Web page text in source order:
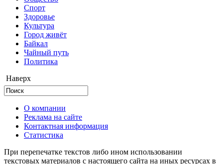
Cпорт
Здоровье
Культура
Город живёт
Байкал
Чайный путь
Политика
Наверх
О компании
Реклама на сайте
Контактная информация
Статистика
При перепечатке текстов либо ином использовании
текстовых материалов с настоящего сайта на иных ресурсах в